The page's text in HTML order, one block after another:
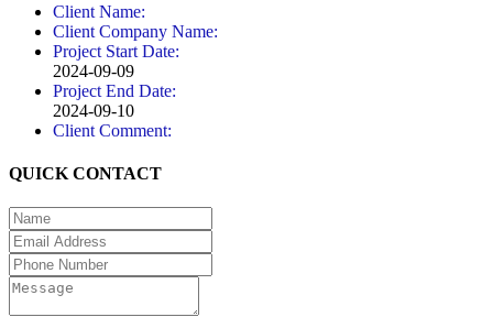
Client Name:
Client Company Name:
Project Start Date:
2024-09-09
Project End Date:
2024-09-10
Client Comment:
QUICK CONTACT